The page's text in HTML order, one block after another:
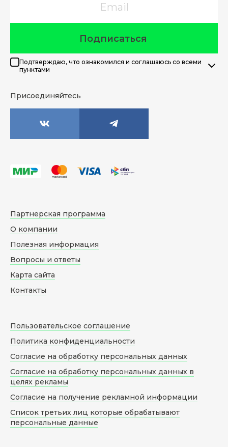
Подписаться
Подтверждаю, что ознакомился и соглашаюсь со всеми
пунктами
Присоединяйтесь
Партнерская программа
О компании
Полезная информация
Вопросы и ответы
Карта сайта
Контакты
Пользовательское соглашение
Политика конфиденциальности
Согласие на обработку персональных данных
Согласие на обработку персональных данных в
целях рекламы
Согласие на получение рекламной информации
Список третьих лиц которые обрабатывают
персональные данные